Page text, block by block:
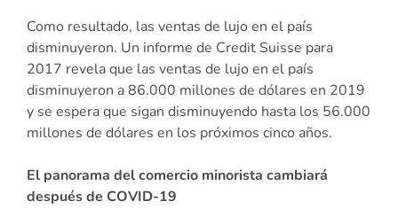
Como resultado, las ventas de lujo en el país
disminuyeron. Un informe de Credit Suisse para
2017 revela que las ventas de lujo en el país
disminuyeron a 86.000 millones de dólares en 2019
y se espera que sigan disminuyendo hasta los 56.000
millones de dólares en los próximos cinco años.
El panorama del comercio minorista cambiará
después de COVID-19